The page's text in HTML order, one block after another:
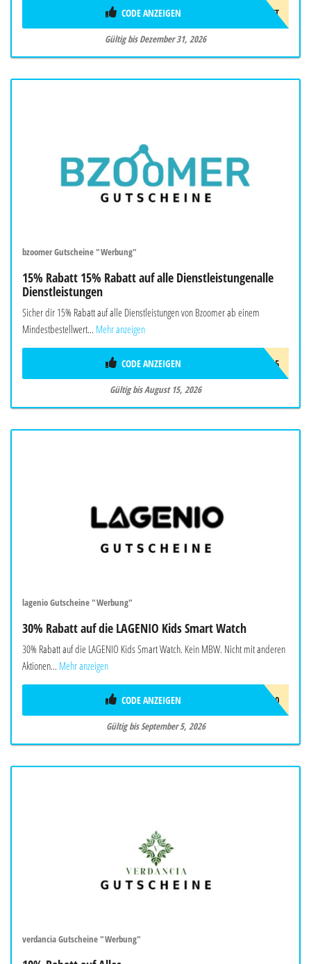
10%GESCHENKT
CODE ANZEIGEN
Gültig bis Dezember 31, 2026
bzoomer Gutscheine "Werbung"
15% Rabatt 15% Rabatt auf alle Dienstleistungenalle
Dienstleistungen
Sicher dir 15% Rabatt auf alle Dienstleistungen von Bzoomer ab einem
Mindestbestellwert... Mehr anzeigen
SMR15
CODE ANZEIGEN
Gültig bis August 15, 2026
lagenio Gutscheine "Werbung"
30% Rabatt auf die LAGENIO Kids Smart Watch
30% Rabatt auf die LAGENIO Kids Smart Watch. Kein MBW. Nicht mit anderen
Aktionen... Mehr anzeigen
AF30
CODE ANZEIGEN
Gültig bis September 5, 2026
verdancia Gutscheine "Werbung"